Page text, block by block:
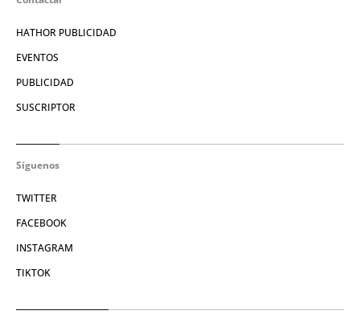
HATHOR PUBLICIDAD
EVENTOS
PUBLICIDAD
SUSCRIPTOR
Síguenos
TWITTER
FACEBOOK
INSTAGRAM
TIKTOK